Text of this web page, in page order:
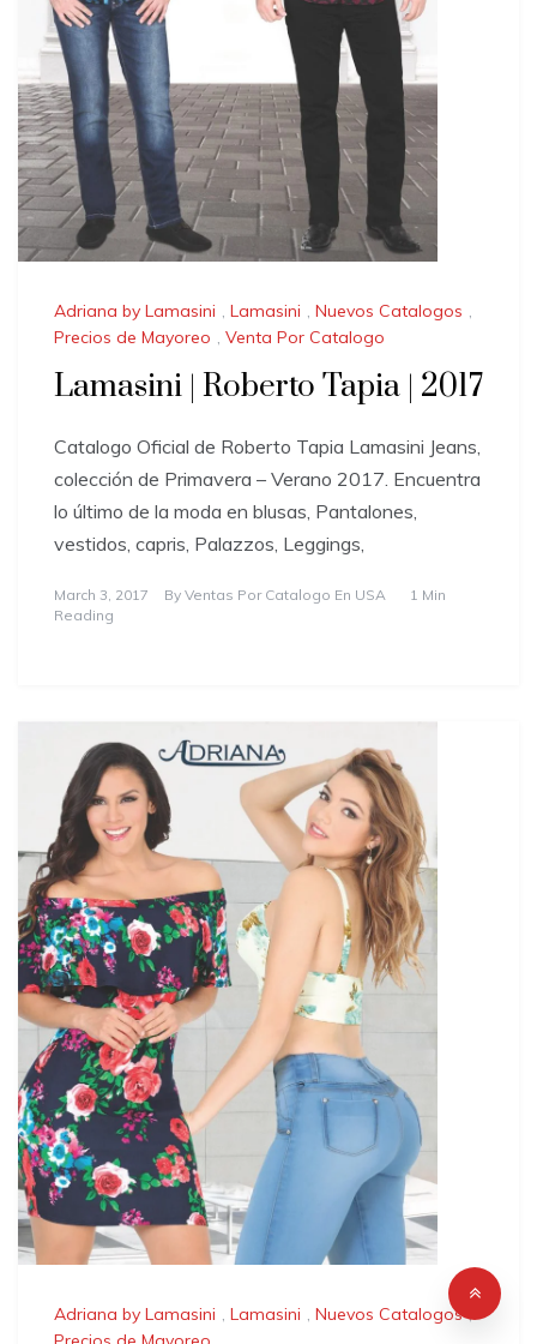
Adriana by Lamasini , Lamasini , Nuevos Catalogos ,
Precios de Mayoreo , Venta Por Catalogo
Lamasini | Roberto Tapia | 2017
Catalogo Oficial de Roberto Tapia Lamasini Jeans,
colección de Primavera – Verano 2017. Encuentra
lo último de la moda en blusas, Pantalones,
vestidos, capris, Palazzos, Leggings,
March 3, 2017 By Ventas Por Catalogo En USA
1 Min
Reading
Adriana by Lamasini , Lamasini , Nuevos Catalogos ,